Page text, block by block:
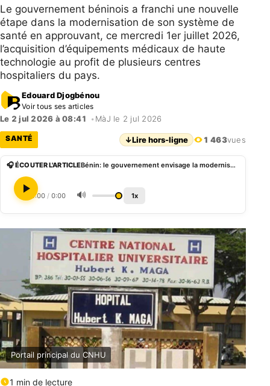
​Le gouvernement béninois a franchi une nouvelle
étape dans la modernisation de son système de
santé en approuvant, ce mercredi 1er juillet 2026,
l’acquisition d’équipements médicaux de haute
technologie au profit de plusieurs centres
hospitaliers du pays.
Edouard Djogbénou
Voir tous ses articles
Le 2 jul 2026 à 08:41 • MàJ le 2 jul 2026
SANTÉ ↓Lire hors-ligne 1 463vues
🎧 ÉCOUTER L'ARTICLE Bénin: le gouvernement envisage la modernisation des plateaux techniques avec l’acquisition d’équipements médicaux de pointe
0:00 / 0:00 🔊 1x
Portail principal du CNHU
1 min de lecture